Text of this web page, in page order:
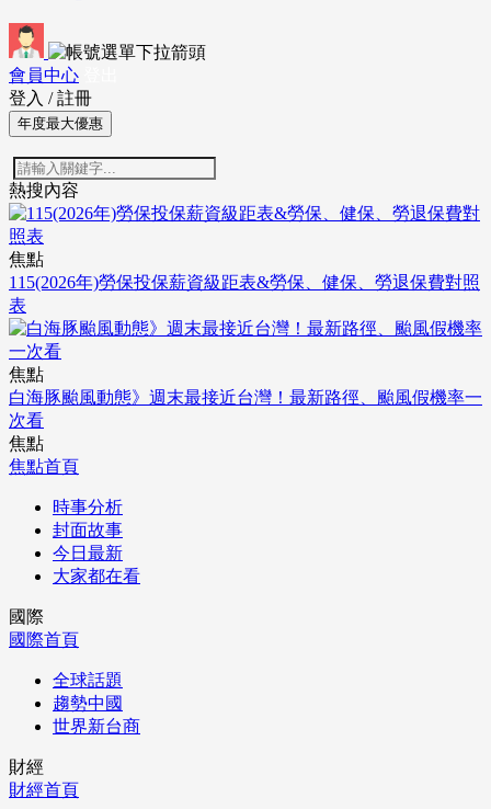
會員中心
登入 / 註冊
年度最大優惠
熱搜內容
焦點
115(2026年)勞保投保薪資級距表&勞保、健保、勞退保費對照
表
焦點
白海豚颱風動態》週末最接近台灣！最新路徑、颱風假機率一
次看
焦點
焦點首頁
時事分析
封面故事
今日最新
大家都在看
國際
國際首頁
全球話題
趨勢中國
世界新台商
財經
財經首頁